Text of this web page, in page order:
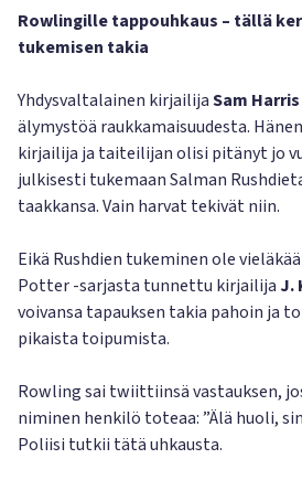
Rowlingille tappouhkaus – tällä
tukemisen takia
Yhdysvaltalainen kirjailijaSam Harris
älymystöä raukkamaisuudesta. Hänen
kirjailija ja taiteilijan olisi pitänyt jo
julkisesti tukemaan Salman
taakkansa. Vain harvat tekivät niin.
Eikä Rushdien tukeminen ole
Potter -sarjasta tunnettu kirjailija J.
voivansa tapauksen takia pahoin ja
pikaista toipumista.
Rowling sai twiittiinsä vastauksen,
niminen henkilö toteaa: ”Älä huoli,
Poliisi tutkii tätä uhkausta.